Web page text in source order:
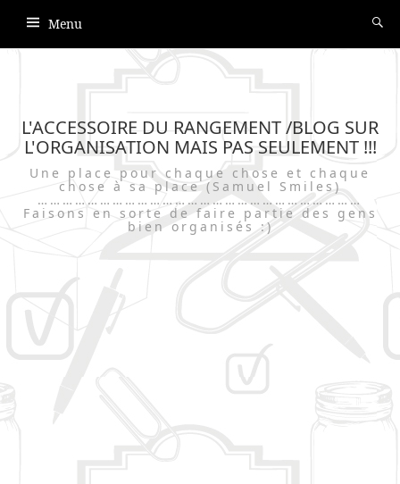
Menu
L'ACCESSOIRE DU RANGEMENT /BLOG SUR
L'ORGANISATION MAIS PAS SEULEMENT !!!
Une place pour chaque chose et chaque
chose à sa place (Samuel Smiles)
……………………………………………………………………
Faisons en sorte de faire partie des gens
bien organisés :)